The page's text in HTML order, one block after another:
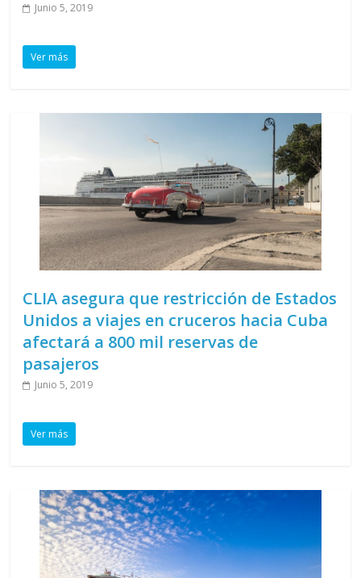
Junio 5, 2019
Ver más
CLIA asegura que restricción de Estados
Unidos a viajes en cruceros hacia Cuba
afectará a 800 mil reservas de
pasajeros
Junio 5, 2019
Ver más